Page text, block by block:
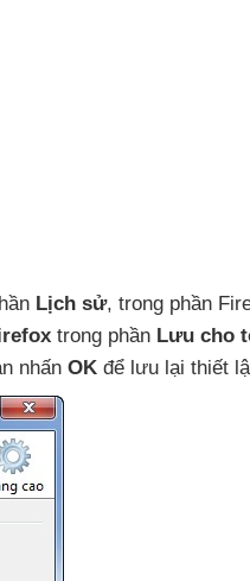
Lịch sử, trong phần
trong phần Lưu cho
nhấn OK để lưu lại thiết